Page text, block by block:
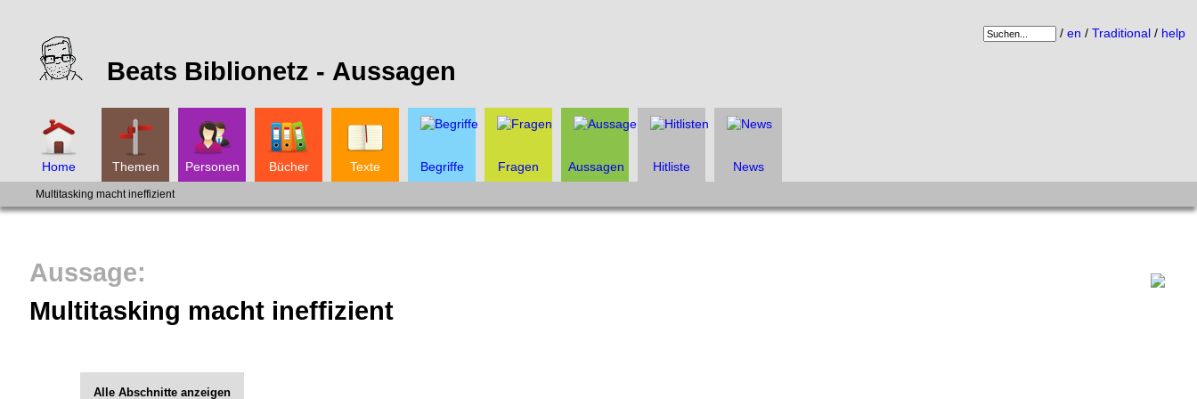
/ en / Traditional/ help
Beats Biblionetz - Aussagen
Home Themen Personen Bücher Texte Begriffe Fragen Aussagen Hitliste News
Multitasking macht ineffizient
Multitasking macht ineffizient
Alle Abschnitte anzeigen